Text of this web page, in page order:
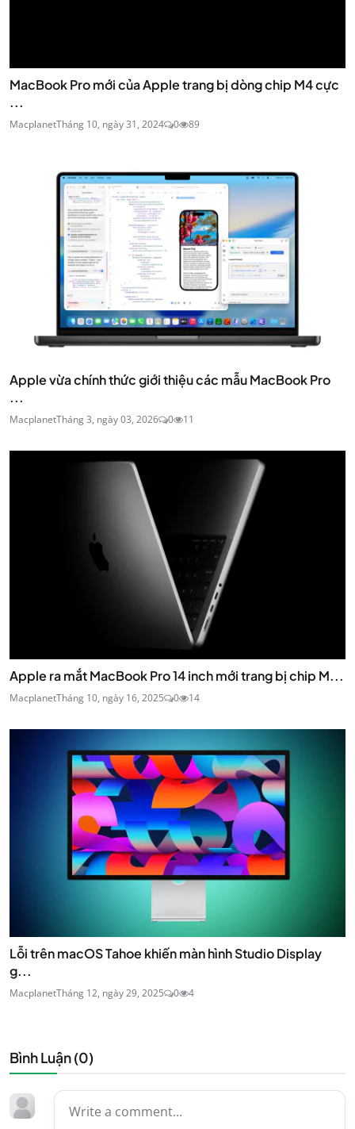
MacBook Pro mới của Apple trang bị dòng chip M4 cực
...
MacplanetTháng 10, ngày 31, 2024 0 89
Apple vừa chính thức giới thiệu các mẫu MacBook Pro
...
MacplanetTháng 3, ngày 03, 2026 0 11
Apple ra mắt MacBook Pro 14 inch mới trang bị chip M...
MacplanetTháng 10, ngày 16, 2025 0 14
Lỗi trên macOS Tahoe khiến màn hình Studio Display
g...
MacplanetTháng 12, ngày 29, 2025 0 4
Bình Luận (0)